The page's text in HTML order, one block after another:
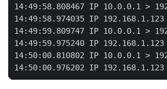
14:49:58.808467 IP 10.0.0.1 >
14:49:58.974035 IP
14:49:59.809747 IP 10.0.0.1 >
14:49:59.975240 IP
14:50:00.810802 IP 10.0.0.1 >